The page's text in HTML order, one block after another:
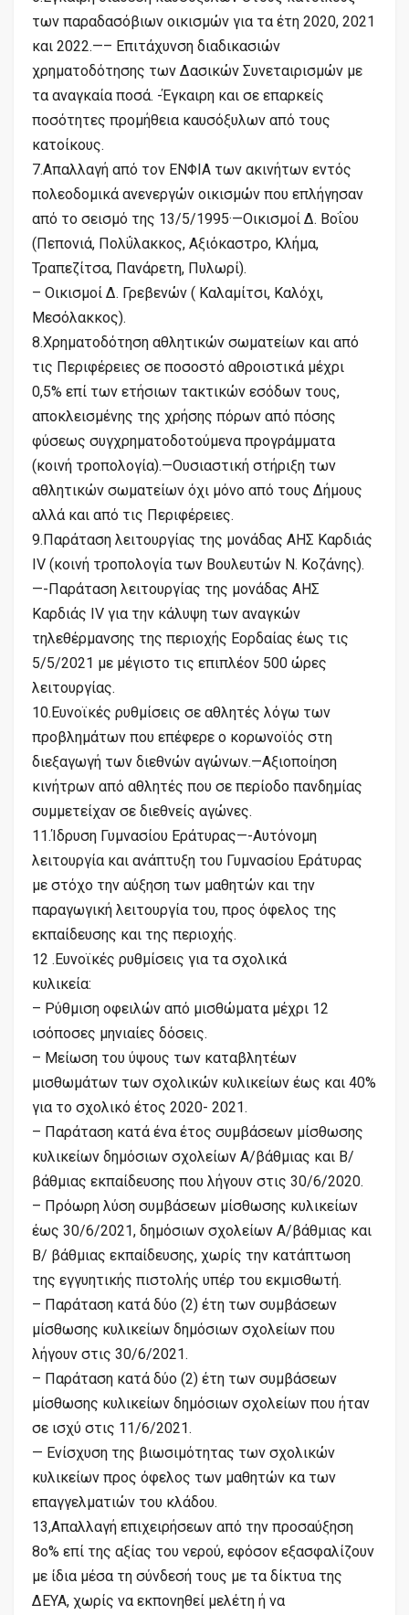
των παραδασόβιων οικισμών για τα έτη 2020, 2021
και 2022.—– Επιτάχυνση διαδικασιών
χρηματοδότησης των Δασικών Συνεταιρισμών με
τα αναγκαία ποσά. -Έγκαιρη και σε επαρκείς
ποσότητες προμήθεια καυσόξυλων από τους
κατοίκους.
7.Απαλλαγή από τον ΕΝΦΙΑ των ακινήτων εντός
πολεοδομικά ανενεργών οικισμών που επλήγησαν
από το σεισμό της 13/5/1995·—Οικισμοί Δ. Βοΐου
(Πεπονιά, Πολΰλακκος, Αξιόκαστρο, Κλήμα,
Τραπεζίτσα, Πανάρετη, Πυλωρί).
– Οικισμοί Δ. Γρεβενών ( Καλαμίτσι, Καλόχι,
Μεσόλακκος).
8.Χρηματοδότηση αθλητικών σωματείων και από
τις Περιφέρειες σε ποσοστό αθροιστικά μέχρι
0,5% επί των ετήσιων τακτικών εσόδων τους,
αποκλεισμένης της χρήσης πόρων από πόσης
φύσεως συγχρηματοδοτούμενα προγράμματα
(κοινή τροπολογία).—Ουσιαστική στήριξη των
αθλητικών σωματείων όχι μόνο από τους Δήμους
αλλά και από τις Περιφέρειες.
9.Παράταση λειτουργίας της μονάδας ΑΗΣ Καρδιάς
IV (κοινή τροπολογία των Βουλευτών Ν. Κοζάνης).
—-Παράταση λειτουργίας της μονάδας ΑΗΣ
Καρδιάς IV για την κάλυψη των αναγκών
τηλεθέρμανσης της περιοχής Εορδαίας έως τις
5/5/2021 με μέγιστο τις επιπλέον 500 ώρες
λειτουργίας.
10.Ευνοϊκές ρυθμίσεις σε αθλητές λόγω των
προβλημάτων που επέφερε ο κορωνοϊός στη
διεξαγωγή των διεθνών αγώνων.—Αξιοποίηση
κινήτρων από αθλητές που σε περίοδο πανδημίας
συμμετείχαν σε διεθνείς αγώνες.
11.Ίδρυση Γυμνασίου Εράτυρας—-Αυτόνομη
λειτουργία και ανάπτυξη του Γυμνασίου Εράτυρας
με στόχο την αύξηση των μαθητών και την
παραγωγική λειτουργία του, προς όφελος της
εκπαίδευσης και της περιοχής.
12 .Ευνοϊκές ρυθμίσεις για τα σχολικά
κυλικεία:
– Ρύθμιση οφειλών από μισθώματα μέχρι 12
ισόποσες μηνιαίες δόσεις.
– Μείωση του ύψους των καταβλητέων
μισθωμάτων των σχολικών κυλικείων έως και 40%
για το σχολικό έτος 2020- 2021.
– Παράταση κατά ένα έτος συμβάσεων μίσθωσης
κυλικείων δημόσιων σχολείων Α/βάθμιας και Β/
βάθμιας εκπαίδευσης που λήγουν στις 30/6/2020.
– Πρόωρη λύση συμβάσεων μίσθωσης κυλικείων
έως 30/6/2021, δημόσιων σχολείων Α/βάθμιας και
Β/ βάθμιας εκπαίδευσης, χωρίς την κατάπτωση
της εγγυητικής πιστολής υπέρ του εκμισθωτή.
– Παράταση κατά δύο (2) έτη των συμβάσεων
μίσθωσης κυλικείων δημόσιων σχολείων που
λήγουν στις 30/6/2021.
– Παράταση κατά δύο (2) έτη των συμβάσεων
μίσθωσης κυλικείων δημόσιων σχολείων που ήταν
σε ισχύ στις 11/6/2021.
— Ενίσχυση της βιωσιμότητας των σχολικών
κυλικείων προς όφελος των μαθητών κα των
επαγγελματιών του κλάδου.
13,Απαλλαγή επιχειρήσεων από την προσαύξηση
8ο% επί της αξίας του νερού, εφόσον εξασφαλίζουν
με ίδια μέσα τη σύνδεσή τους με τα δίκτυα της
ΔΕΥΑ, χωρίς να εκπονηθεί μελέτη ή να